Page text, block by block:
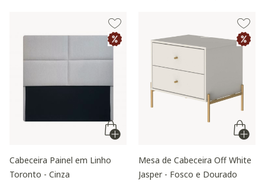
Cabeceira Painel em Linho
Toronto - Cinza
Mesa de Cabeceira Off White
Jasper - Fosco e Dourado